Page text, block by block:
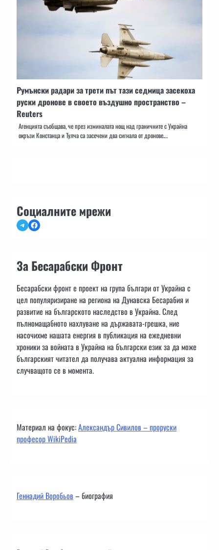
Румънски радари за трети път тази седмица засекоха
руски дронове в своето въздушно пространство –
Reuters
Агенцията съобщава, че през изминалата нощ над граничните с Украйна
окръзи Констанца и Тулча са засечени два сигнала от дронове.…
Социалните мрежи
TelegramFacebook
За Бесарабски Фронт
Бесарабски фронт е проект на група българи от Украйна с
цел популяризиране на региона на Дунавска Бесарабия и
развитие на българското наследство в Украйна. След
пълномащабното нахлуване на държавата-грешка, ние
насочихме нашата енергия в публикация на ежедневни
хроники за войната в Украйна на български език за да може
българският читател да получава актуална информация за
случващото се в момента.
Материал на фокус:Александър Сивилов – проруски
професор WikiPedia
Геннадий Воробьов– биография